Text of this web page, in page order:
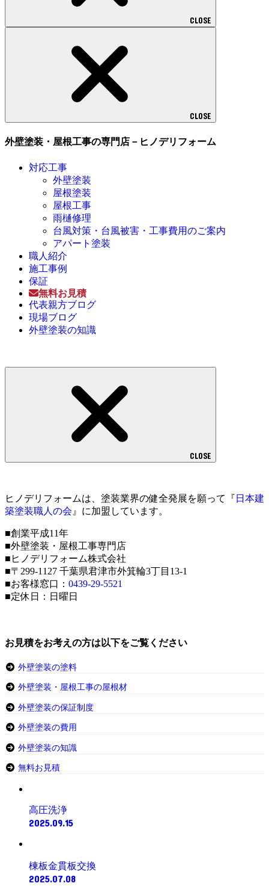
CLOSE
CLOSE
外壁塗装・屋根工事の専門店－ヒノデリフォーム
対応工事
外壁塗装
屋根塗装
屋根工事
雨樋修理
台風対策・台風被害・工事費用のご案内
アパート塗装
職人紹介
施工事例
保証
無料お見積
代表親方ブログ
現場ブログ
外壁塗装の知識
CLOSE
ヒノデリフォームは、塗装業界の健全発展を願って『 日本建
築塗装職人の会 』に加盟しています。
■創業平成11年
■外壁塗装・屋根工事専門店
■ヒノデリフォーム株式会社
■〒299-1127 千葉県君津市外箕輪3丁目13-1
■お客様窓口： 0439-29-5521
■定休日：日曜日
お見積をお考えの方は以下をご覧ください
外壁塗装の塗料
外壁塗装・屋根工事の屋根材
外壁塗装の保証制度
外壁塗装の費用
外壁塗装の知識
無料お見積
高圧洗浄
2025.09.15
棟板金貫板交換
2025.07.08